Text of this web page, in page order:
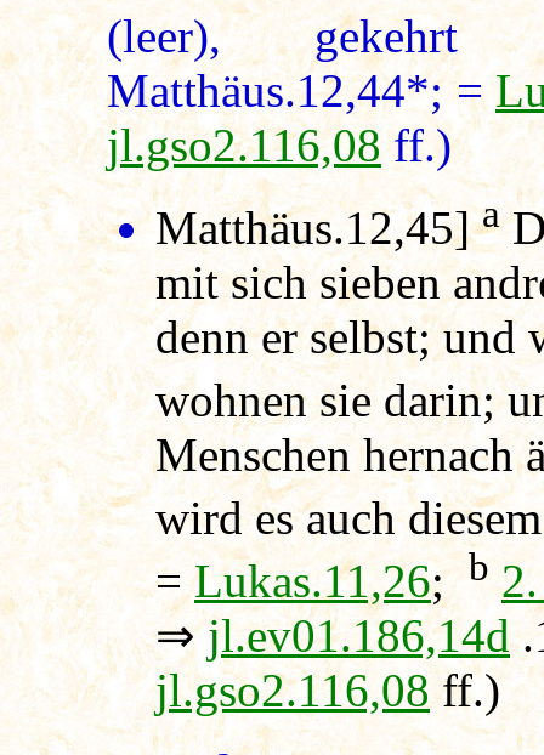
(leer), gekehrt
Matthäus.12,44*; =
jl.gso2.116,08ff.)
Matthäus.12,45] a
mit sich sieben
denn er selbst; und
wohnen sie darin;
Menschen hernach
wird es auch
=Lukas.11,26; b
⇒jl.ev01.186,14d
jl.gso2.116,08 ff.)